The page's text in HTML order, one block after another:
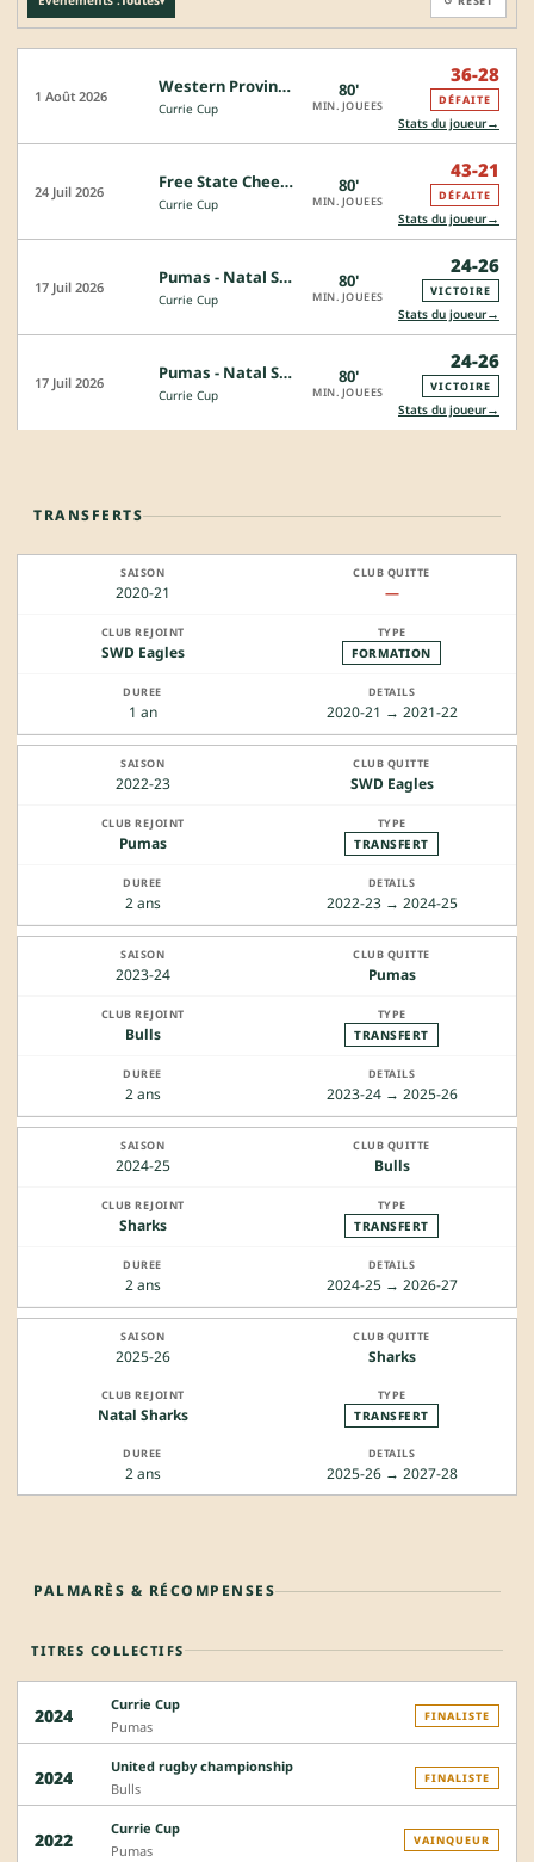
1 Août 2026 Western Province - Natal Sharks
Currie Cup
80'
MIN. JOUEES
36-28
DÉFAITE
Stats du joueur→
24 Juil 2026 Free State Cheetahs - Natal Sharks
Currie Cup
80'
MIN. JOUEES
43-21
DÉFAITE
Stats du joueur→
17 Juil 2026 Pumas - Natal Sharks
Currie Cup
80'
MIN. JOUEES
24-26
VICTOIRE
Stats du joueur→
17 Juil 2026 Pumas - Natal Sharks
Currie Cup
80'
MIN. JOUEES
24-26
VICTOIRE
Stats du joueur→
TRANSFERTS
2020-21 —
SWD Eagles FORMATION
1 an 2020-21 → 2021-22
2022-23 SWD Eagles
Pumas TRANSFERT
2 ans 2022-23 → 2024-25
2023-24 Pumas
Bulls TRANSFERT
2 ans 2023-24 → 2025-26
2024-25 Bulls
Sharks TRANSFERT
2 ans 2024-25 → 2026-27
2025-26 Sharks
Natal Sharks TRANSFERT
2 ans 2025-26 → 2027-28
PALMARÈS & RÉCOMPENSES
TITRES COLLECTIFS
2024
Currie Cup
Pumas
FINALISTE
2024
United rugby championship
Bulls
FINALISTE
2022
Currie Cup
Pumas
VAINQUEUR